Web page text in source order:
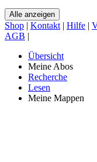
Alle anzeigen
Shop | Kontakt | Hilfe |
AGB |
Übersicht
Meine Abos
Recherche
Lesen
Meine Mappen